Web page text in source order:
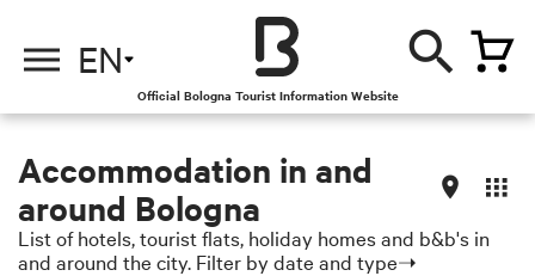
EN
Official Bologna Tourist Information Website
Accommodation in and
around Bologna
List of hotels, tourist flats, holiday homes and b&b's in
and around the city. Filter by date and type➝